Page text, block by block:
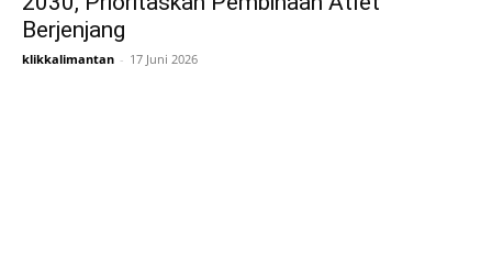
Berjenjang
klikkalimantan - 17 Juni 2026